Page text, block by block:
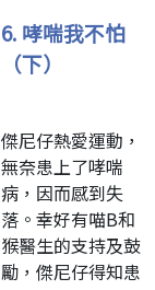
6. 哮喘我不怕
（下）
傑尼仔熱愛運動，
無奈患上了哮喘
病，因而感到失
落。幸好有喵B和
猴醫生的支持及鼓
勵，傑尼仔得知患